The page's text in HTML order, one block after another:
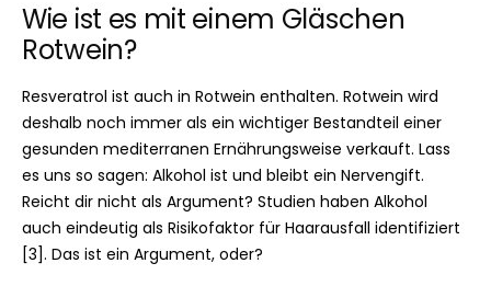
Wie ist es mit einem Gläschen
Rotwein?
Resveratrol ist auch in Rotwein enthalten. Rotwein wird
deshalb noch immer als ein wichtiger Bestandteil einer
gesunden mediterranen Ernährungsweise verkauft. Lass
es uns so sagen: Alkohol ist und bleibt ein Nervengift.
Reicht dir nicht als Argument? Studien haben Alkohol
auch eindeutig als Risikofaktor für Haarausfall identifiziert
[3]. Das ist ein Argument, oder?